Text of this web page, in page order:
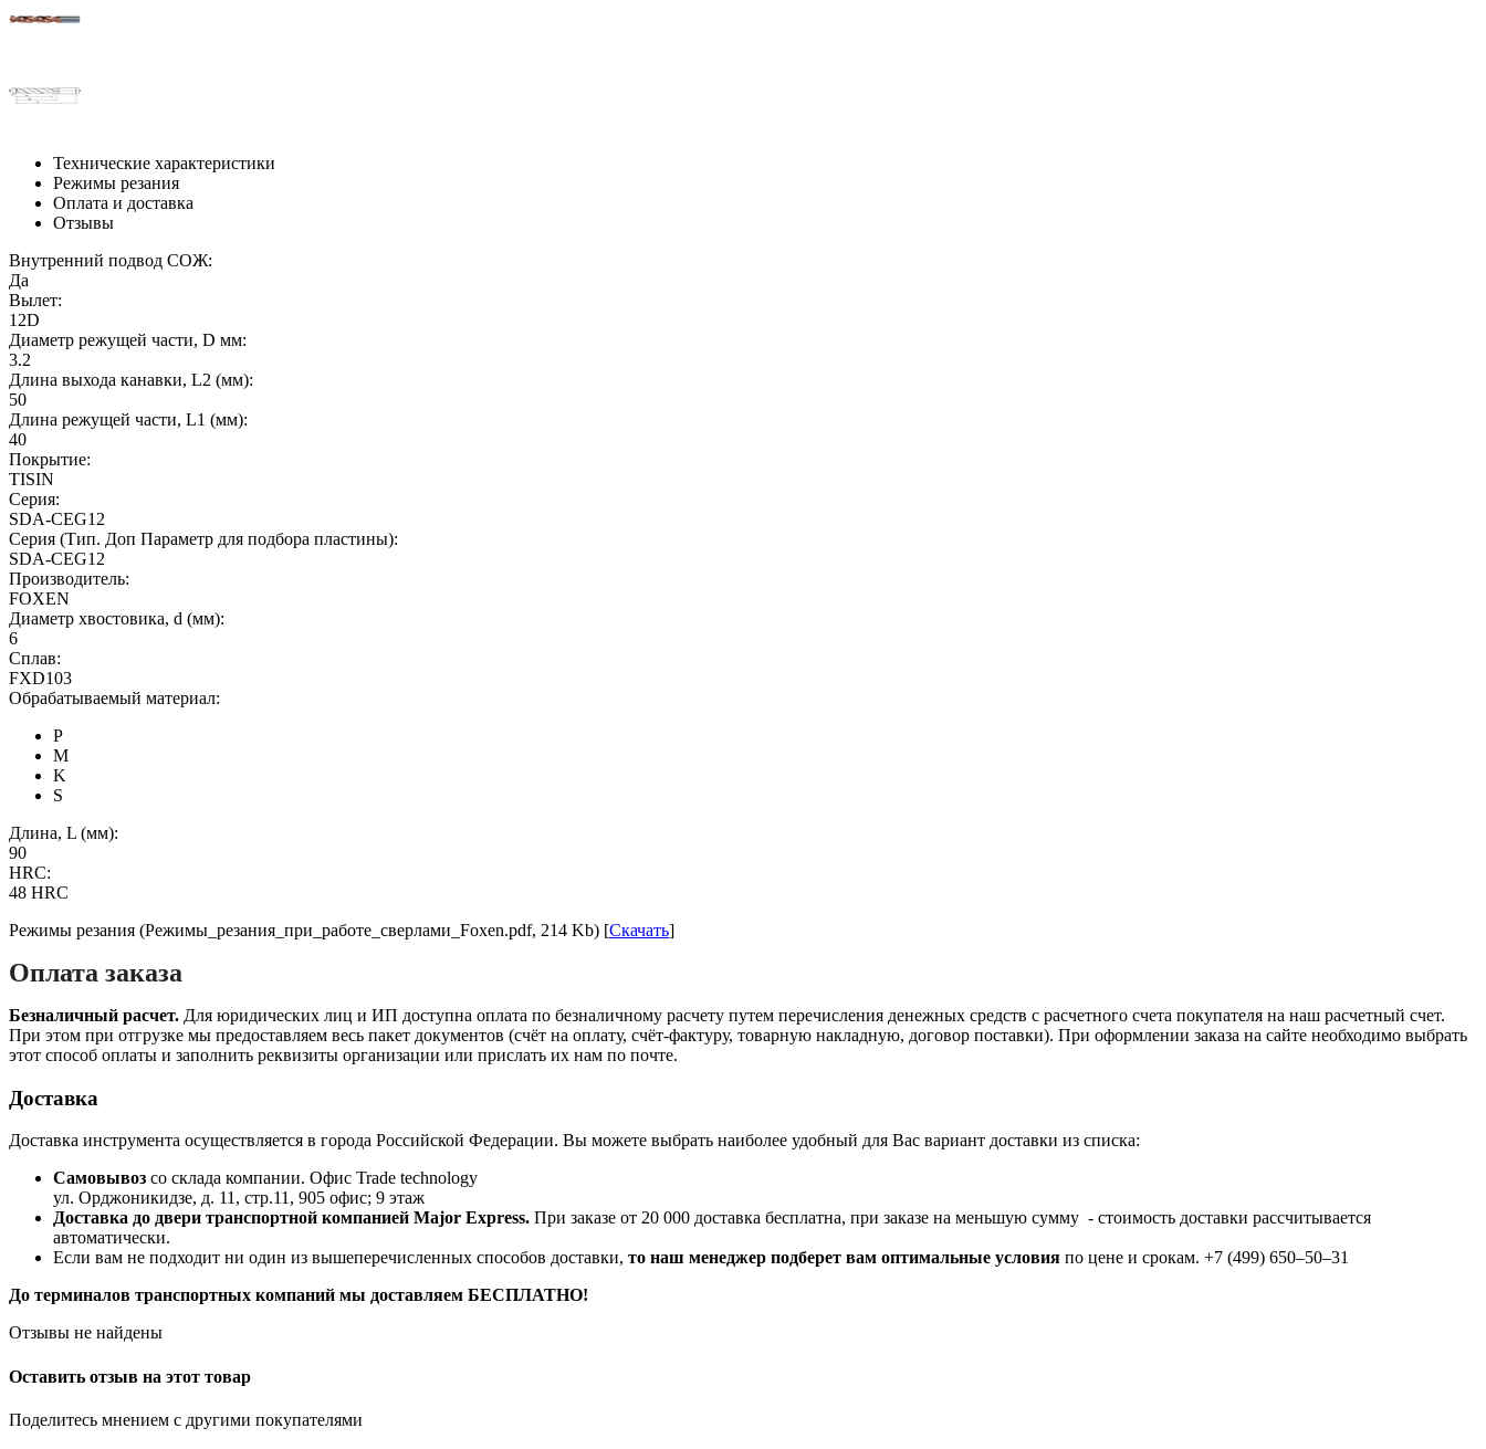
Технические характеристики
Режимы резания
Оплата и доставка
Отзывы
Внутренний подвод СОЖ:
Да
Вылет:
12D
Диаметр режущей части, D мм:
3.2
Длина выхода канавки, L2 (мм):
50
Длина режущей части, L1 (мм):
40
Покрытие:
TISIN
Серия:
SDA-CEG12
Серия (Тип. Доп Параметр для подбора пластины):
SDA-CEG12
Производитель:
FOXEN
Диаметр хвостовика, d (мм):
6
Сплав:
FXD103
Обрабатываемый материал:
P
M
K
S
Длина, L (мм):
90
HRC:
48 HRC
Режимы резания (Режимы_резания_при_работе_сверлами_Foxen.pdf, 214 Kb) [Скачать]
Оплата заказа
Безналичный расчет. Для юридических лиц и ИП доступна оплата по безналичному расчету путем перечисления денежных средств с расчетного счета покупателя на наш расчетный счет.
При этом при отгрузке мы предоставляем весь пакет документов (счёт на оплату, счёт-фактуру, товарную накладную, договор поставки). При оформлении заказа на сайте необходимо выбрать
этот способ оплаты и заполнить реквизиты организации или прислать их нам по почте.
Доставка
Доставка инструмента осуществляется в города Российской Федерации. Вы можете выбрать наиболее удобный для Вас вариант доставки из списка:
Самовывоз со склада компании. Офис Trade technology
ул. Орджоникидзе, д. 11, стр.11, 905 офис; 9 этаж
Доставка до двери транспортной компанией Major Express. При заказе от 20 000 доставка бесплатна, при заказе на меньшую сумму - стоимость доставки рассчитывается
автоматически.
Если вам не подходит ни один из вышеперечисленных способов доставки, то наш менеджер подберет вам оптимальные условия по цене и срокам. +7 (499) 650‒50‒31
До терминалов транспортных компаний мы доставляем БЕСПЛАТНО!
Отзывы не найдены
Оставить отзыв на этот товар
Поделитесь мнением с другими покупателями